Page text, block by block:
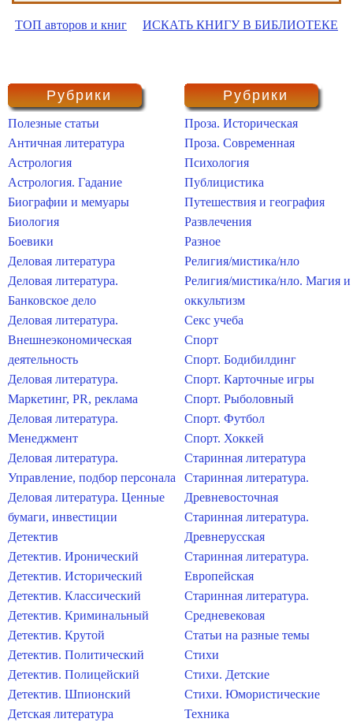
ТОП авторов и книг ИСКАТЬ КНИГУ В БИБЛИОТЕКЕ
Рубрики
Полезные статьи
Античная литература
Астрология
Астрология. Гадание
Биографии и мемуары
Биология
Боевики
Деловая литература
Деловая литература.
Банковское дело
Деловая литература.
Внешнеэкономическая
деятельность
Деловая литература.
Маркетинг, PR, реклама
Деловая литература.
Менеджмент
Деловая литература.
Управление, подбор персонала
Деловая литература. Ценные
бумаги, инвестиции
Детектив
Детектив. Иронический
Детектив. Исторический
Детектив. Классический
Детектив. Криминальный
Детектив. Крутой
Детектив. Политический
Детектив. Полицейский
Детектив. Шпионский
Детская литература
Рубрики
Проза. Историческая
Проза. Современная
Психология
Публицистика
Путешествия и география
Развлечения
Разное
Религия/мистика/нло
Религия/мистика/нло. Магия и
оккультизм
Секс учеба
Спорт
Спорт. Бодибилдинг
Спорт. Карточные игры
Спорт. Рыболовный
Спорт. Футбол
Спорт. Хоккей
Старинная литература
Старинная литература.
Древневосточная
Старинная литература.
Древнерусская
Старинная литература.
Европейская
Старинная литература.
Средневековая
Статьи на разные темы
Стихи
Стихи. Детские
Стихи. Юмористические
Техника